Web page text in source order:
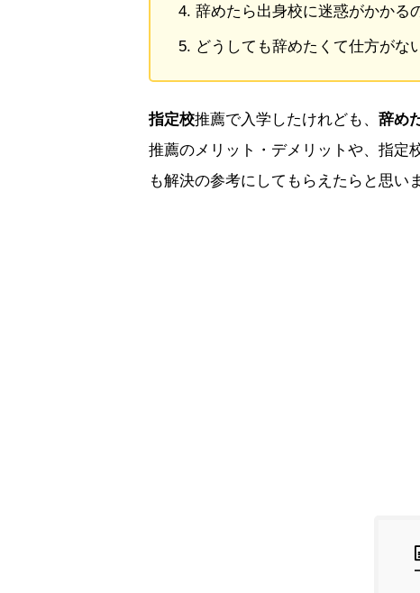
辞めたら出身校に迷惑がかかる
どうしても辞めたくて仕方がな
指定校推薦で入学したけれども、 辞め
推薦のメリット・デメリットや、指定
も解決の参考にしてもらえたらと思い